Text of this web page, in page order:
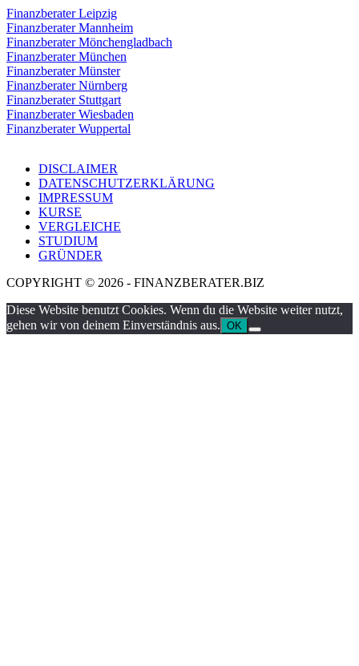
Finanzberater Leipzig
Finanzberater Mannheim
Finanzberater Mönchengladbach
Finanzberater München
Finanzberater Münster
Finanzberater Nürnberg
Finanzberater Stuttgart
Finanzberater Wiesbaden
Finanzberater Wuppertal
DISCLAIMER
DATENSCHUTZERKLÄRUNG
IMPRESSUM
KURSE
VERGLEICHE
STUDIUM
GRÜNDER
COPYRIGHT © 2026 - FINANZBERATER.BIZ
Diese Website benutzt Cookies. Wenn du die Website weiter nutzt,
gehen wir von deinem Einverständnis aus. OK